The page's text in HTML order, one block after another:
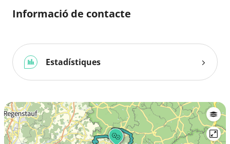
Informació de contacte
Estadístiques